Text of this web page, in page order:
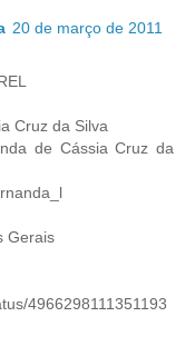
20 de março de 2011
Cruz da Silva
de Cássia Cruz da
Gerais
4966298111351193